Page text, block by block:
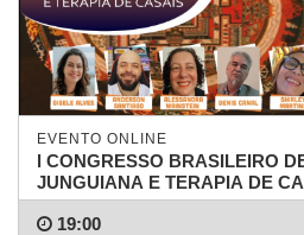
EVENTO ONLINE
l CONGRESSO BRASILEIRO
JUNGUIANA E TERAPIA DE
19:00